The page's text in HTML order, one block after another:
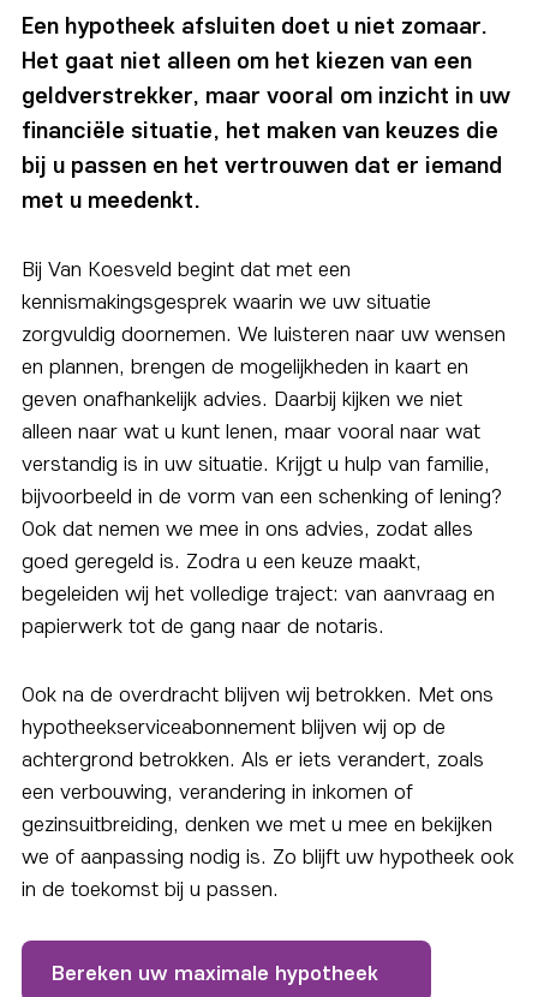
Een hypotheek afsluiten doet u niet zomaar.
Het gaat niet alleen om het kiezen van een
geldverstrekker, maar vooral om inzicht in uw
financiële situatie, het maken van keuzes die
bij u passen en het vertrouwen dat er iemand
met u meedenkt.
Bij Van Koesveld begint dat met een
kennismakingsgesprek waarin we uw situatie
zorgvuldig doornemen. We luisteren naar uw wensen
en plannen, brengen de mogelijkheden in kaart en
geven onafhankelijk advies. Daarbij kijken we niet
alleen naar wat u kunt lenen, maar vooral naar wat
verstandig is in uw situatie. Krijgt u hulp van familie,
bijvoorbeeld in de vorm van een schenking of lening?
Ook dat nemen we mee in ons advies, zodat alles
goed geregeld is. Zodra u een keuze maakt,
begeleiden wij het volledige traject: van aanvraag en
papierwerk tot de gang naar de notaris.
Ook na de overdracht blijven wij betrokken. Met ons
hypotheekserviceabonnement blijven wij op de
achtergrond betrokken. Als er iets verandert, zoals
een verbouwing, verandering in inkomen of
gezinsuitbreiding, denken we met u mee en bekijken
we of aanpassing nodig is. Zo blijft uw hypotheek ook
in de toekomst bij u passen.
Bereken uw maximale hypotheek